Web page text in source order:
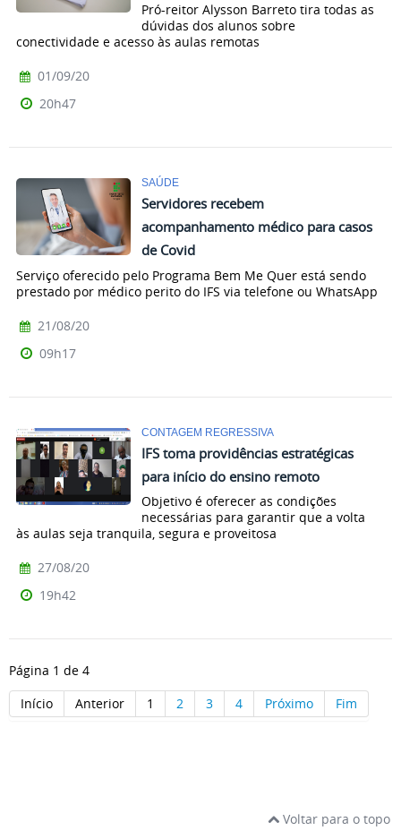
Pró-reitor Alysson Barreto tira todas as
dúvidas dos alunos sobre
conectividade e acesso às aulas remotas
01/09/20
20h47
SAÚDE
Servidores recebem
acompanhamento médico para casos
de Covid
Serviço oferecido pelo Programa Bem Me Quer está sendo
prestado por médico perito do IFS via telefone ou WhatsApp
21/08/20
09h17
CONTAGEM REGRESSIVA
IFS toma providências estratégicas
para início do ensino remoto
Objetivo é oferecer as condições
necessárias para garantir que a volta
às aulas seja tranquila, segura e proveitosa
27/08/20
19h42
Página 1 de 4
Início
Anterior 1 2 3 4 Próximo Fim
Voltar para o topo